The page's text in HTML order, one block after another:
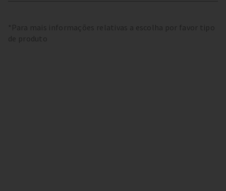
*Para mais informações relativas a escolha por favor tipo
de produto